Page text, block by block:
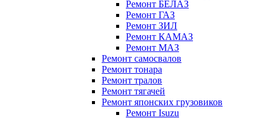
Ремонт БЕЛАЗ
Ремонт ГАЗ
Ремонт ЗИЛ
Ремонт КАМАЗ
Ремонт МАЗ
Ремонт самосвалов
Ремонт тонара
Ремонт тралов
Ремонт тягачей
Ремонт японских грузовиков
Ремонт Isuzu